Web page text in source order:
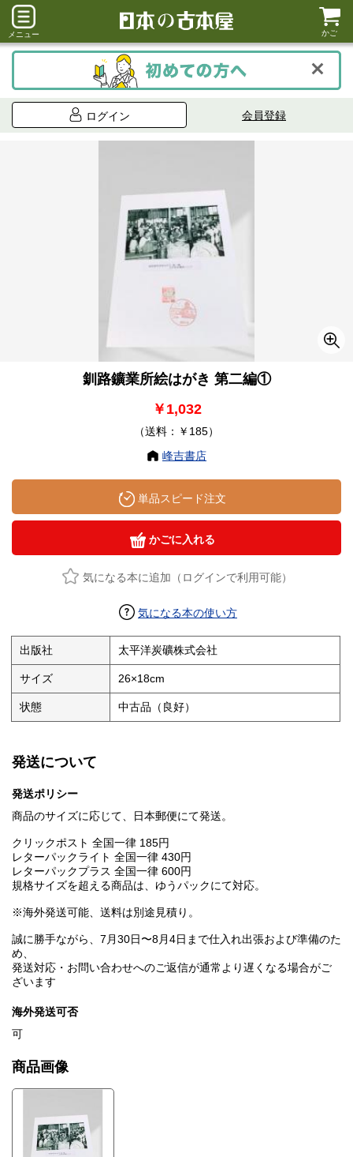
メニュー かご
ログイン 会員登録
釧路鑛業所絵はがき 第二編①
￥1,032
（送料：￥185）
峰吉書店
単品スピード注文
かごに入れる
気になる本に追加（ログインで利用可能）
気になる本の使い方
出版社 太平洋炭礦株式会社
サイズ 26×18cm
状態 中古品（良好）
発送について
発送ポリシー
商品のサイズに応じて、日本郵便にて発送。
クリックポスト 全国一律 185円
レターパックライト 全国一律 430円
レターパックプラス 全国一律 600円
規格サイズを超える商品は、ゆうパックにて対応。
※海外発送可能、送料は別途見積り。
誠に勝手ながら、7月30日〜8月4日まで仕入れ出張および準備のた
め、
発送対応・お問い合わせへのご返信が通常より遅くなる場合がご
ざいます
海外発送可否
可
商品画像